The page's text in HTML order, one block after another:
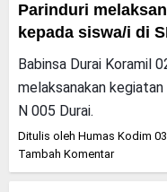
Parinduri
kepada siswa/i di
Babinsa Durai Koramil
melaksanakan
N 005 Durai.
Ditulis oleh Humas Kodim
Tambah Komentar